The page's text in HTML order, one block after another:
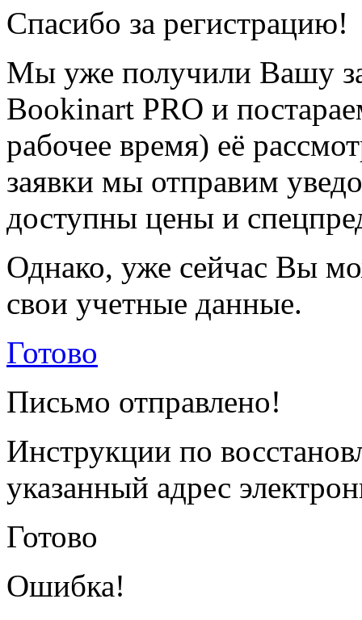
Спасибо за регистрацию!
Мы уже получили Вашу
Bookinart PRO и
рабочее время) её
заявки мы отправим
доступны цены и
Однако, уже сейчас Вы
свои учетные данные.
Готово
Письмо отправлено!
Инструкции по
указанный адрес
Готово
Ошибка!